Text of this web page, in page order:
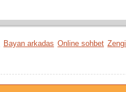
Bayan arkadas Online sohbet